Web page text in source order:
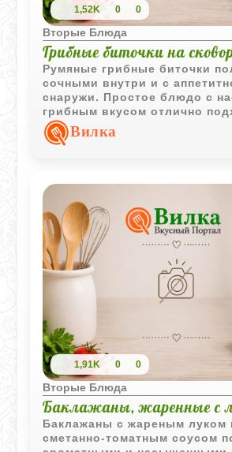
1,52K 0 0
Вторые Блюда
Грибные биточки на
Румяные грибные биточки
сочными внутри и с
снаружи. Простое блюдо с
грибным вкусом отлично
домашнего обеда или ужина.
Вилка
1,91K 0 0
Вторые Блюда
Баклажаны, жаренные с
Баклажаны с жареным луком
сметанно-томатным соусом